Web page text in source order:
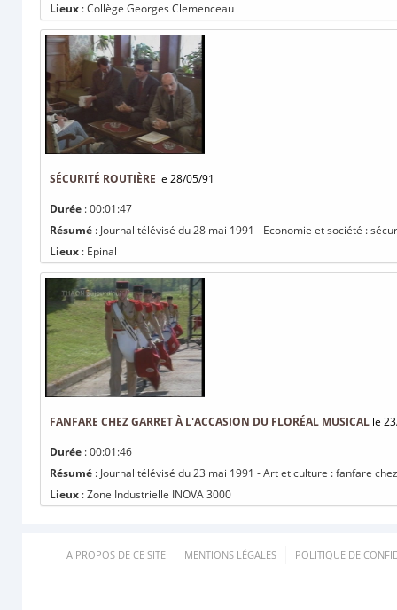
Lieux : Collège Georges Clemenceau
SÉCURITÉ ROUTIÈRE le 28/05/91
Durée : 00:01:47
Résumé : Journal télévisé du 28 mai 1991 - Economie et société :
Lieux : Epinal
FANFARE CHEZ GARRET À L'ACCASION DU FLORÉAL MUSICAL le
Durée : 00:01:46
Résumé : Journal télévisé du 23 mai 1991 - Art et culture : fanfare
Lieux : Zone Industrielle INOVA 3000
A PROPOS DE CE SITE MENTIONS LÉGALES POLITIQUE DE